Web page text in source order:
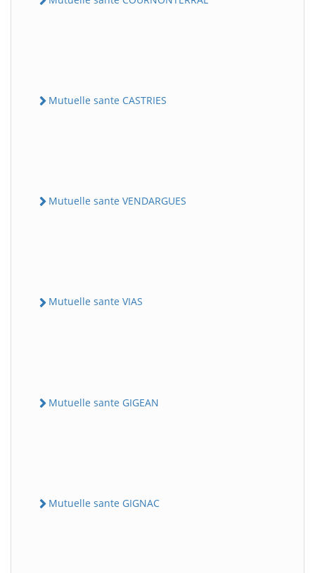
Mutuelle sante CASTRIES
Mutuelle sante VENDARGUES
Mutuelle sante VIAS
Mutuelle sante GIGEAN
Mutuelle sante GIGNAC